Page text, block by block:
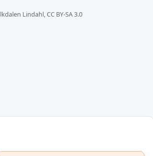
Lindahl, CC BY-SA 3.0